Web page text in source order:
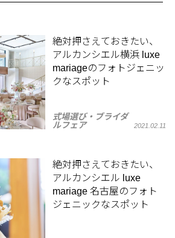
絶対押さえておきたい、
アルカンシエル横浜 luxe
mariageのフォトジェニッ
クなスポット
式場選び・ブライダ
ルフェア
2021.02.11
絶対押さえておきたい、
アルカンシエル luxe
mariage 名古屋のフォト
ジェニックなスポット